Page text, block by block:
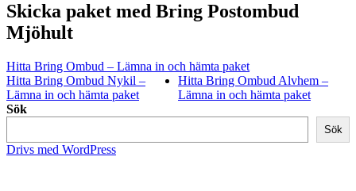
Skicka paket med Bring Postombud
Mjöhult
Hitta Bring Ombud – Lämna in och hämta paket
Hitta Bring Ombud Nykil –
Lämna in och hämta paket
Hitta Bring Ombud Alvhem –
Lämna in och hämta paket
Sök
Sök
Drivs med WordPress